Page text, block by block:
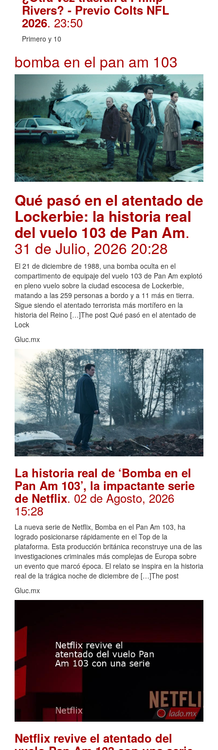
Rivers? - Previo Colts NFL
2026. 23:50
Primero y 10
bomba en el pan am 103
Qué pasó en el atentado de
Lockerbie: la historia real
del vuelo 103 de Pan Am.
31 de Julio, 2026 20:28
El 21 de diciembre de 1988, una bomba oculta en el
compartimento de equipaje del vuelo 103 de Pan Am explotó
en pleno vuelo sobre la ciudad escocesa de Lockerbie,
matando a las 259 personas a bordo y a 11 más en tierra.
Sigue siendo el atentado terrorista más mortífero en la
historia del Reino […]The post Qué pasó en el atentado de
Lock
Gluc.mx
La historia real de ‘Bomba en el
Pan Am 103’, la impactante serie
de Netflix. 02 de Agosto, 2026
15:28
La nueva serie de Netflix, Bomba en el Pan Am 103, ha
logrado posicionarse rápidamente en el Top de la
plataforma. Esta producción británica reconstruye una de las
investigaciones criminales más complejas de Europa sobre
un evento que marcó época. El relato se inspira en la historia
real de la trágica noche de diciembre de […]The post
Gluc.mx
Netflix revive el atentado del